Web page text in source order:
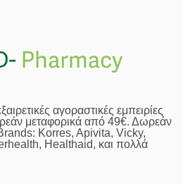
αγοραστικές εμπειρίες
μεταφορικά από 49€. Δωρεάν
Korres, Apivita, Vicky,
Healthaid, και πολλά